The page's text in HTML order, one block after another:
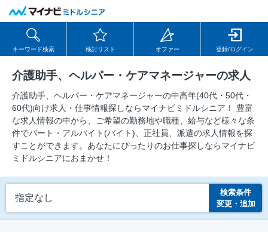
キーワード検索 検討リスト オファー 登録/ログイン
介護助手、ヘルパー・ケアマネージャーの求人
介護助手、ヘルパー・ケアマネージャーの中⾼年(40代・50代・
60代)向け求⼈・仕事情報探しならマイナビミドルシニア！ 豊富
な求人情報の中から、ご希望の勤務地や職種、給与など様々な条
件でパート・アルバイト(バイト)、正社員、派遣の求人情報を探
すことができます。あなたにぴったりのお仕事探しならマイナビ
ミドルシニアにおまかせ！
指定なし
検索条件
変更・追加